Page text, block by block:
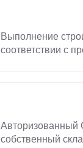
Выполнение
соответствии с
Авторизованный
собственный